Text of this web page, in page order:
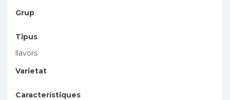
Grup
Tipus
llavors
Varietat
Característiques